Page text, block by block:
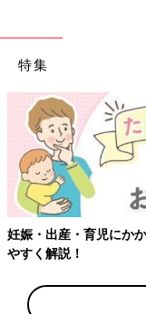
特集
金をわかり
【ワク